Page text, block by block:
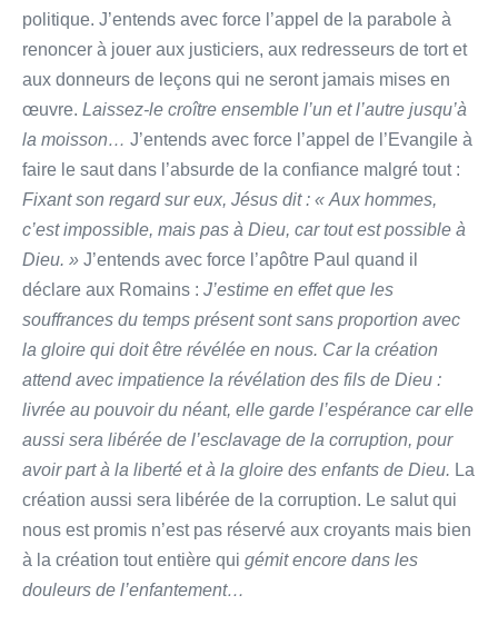
politique. J’entends avec force l’appel de la parabole à
renoncer à jouer aux justiciers, aux redresseurs de tort et
aux donneurs de leçons qui ne seront jamais mises en
œuvre. Laissez-le croître ensemble l’un et l’autre jusqu’à
la moisson… J’entends avec force l’appel de l’Evangile à
faire le saut dans l’absurde de la confiance malgré tout :
Fixant son regard sur eux, Jésus dit : « Aux hommes,
c’est impossible, mais pas à Dieu, car tout est possible à
Dieu. » J’entends avec force l’apôtre Paul quand il
déclare aux Romains : J’estime en effet que les
souffrances du temps présent sont sans proportion avec
la gloire qui doit être révélée en nous. Car la création
attend avec impatience la révélation des fils de Dieu :
livrée au pouvoir du néant, elle garde l’espérance car elle
aussi sera libérée de l’esclavage de la corruption, pour
avoir part à la liberté et à la gloire des enfants de Dieu. La
création aussi sera libérée de la corruption. Le salut qui
nous est promis n’est pas réservé aux croyants mais bien
à la création tout entière qui gémit encore dans les
douleurs de l’enfantement…